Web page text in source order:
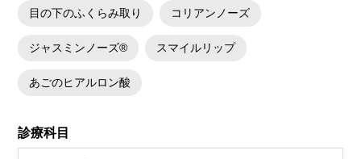
目の下のふくらみ取り コリアンノーズ
ジャスミンノーズ® スマイルリップ
あごのヒアルロン酸
診療科目